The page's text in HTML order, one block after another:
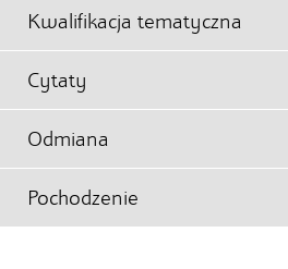
Kwalifikacja tematyczna
Cytaty
Odmiana
Pochodzenie